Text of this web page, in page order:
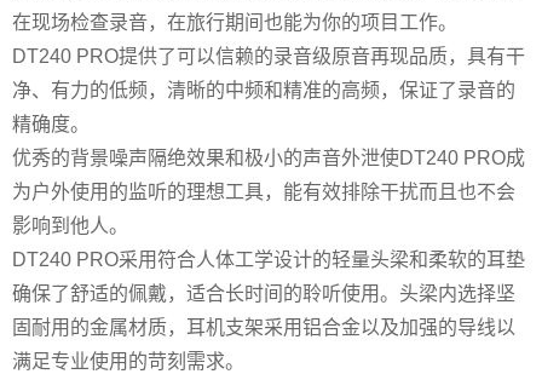
在现场检查录音，在旅行期间也能为你的项目工作。
DT240 PRO提供了可以信赖的录音级原音再现品质，具有干
净、有力的低频，清晰的中频和精准的高频，保证了录音的
精确度。
优秀的背景噪声隔绝效果和极小的声音外泄使DT240 PRO成
为户外使用的监听的理想工具，能有效排除干扰而且也不会
影响到他人。
DT240 PRO采用符合人体工学设计的轻量头梁和柔软的耳垫
确保了舒适的佩戴，适合长时间的聆听使用。头梁内选择坚
固耐用的金属材质，耳机支架采用铝合金以及加强的导线以
满足专业使用的苛刻需求。